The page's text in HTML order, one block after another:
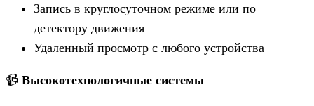
Запись в круглосуточном режиме или по
детектору движения
Удаленный просмотр с любого устройства
📹 Высокотехнологичные системы